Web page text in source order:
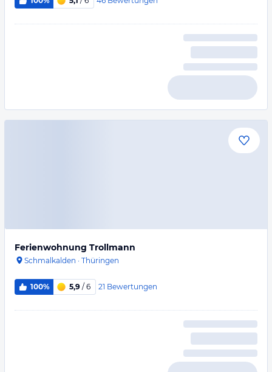
Ferienwohnung Trollmann
Schmalkalden · Thüringen
100% 5,9 / 6 21 Bewertungen